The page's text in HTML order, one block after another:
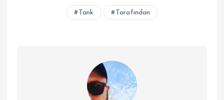
Tank Tarafından